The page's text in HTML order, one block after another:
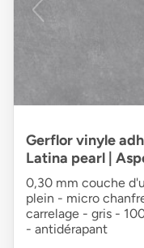
Gerflor vinyle
Latina pearl |
0,30 mm couche
plein - micro
carrelage - gris -
- antidérapant